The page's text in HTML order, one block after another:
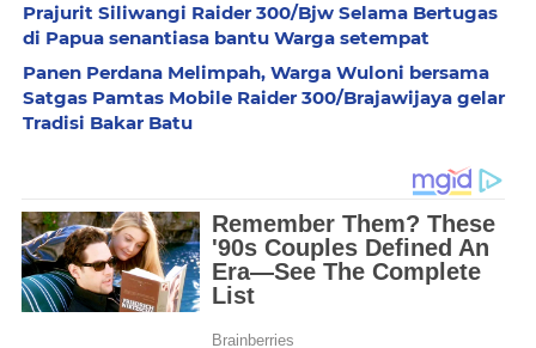
Prajurit Siliwangi Raider 300/Bjw Selama Bertugas
di Papua senantiasa bantu Warga setempat
Panen Perdana Melimpah, Warga Wuloni bersama
Satgas Pamtas Mobile Raider 300/Brajawijaya gelar
Tradisi Bakar Batu